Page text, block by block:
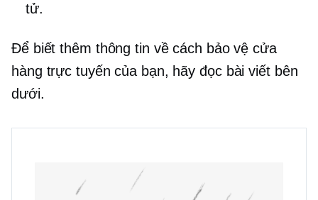
tử.
Để biết thêm thông tin về cách bảo vệ cửa
hàng trực tuyến của bạn, hãy đọc bài viết bên
dưới.